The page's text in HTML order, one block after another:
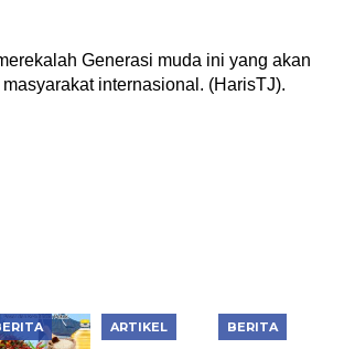
Generasi muda ini yang akan
internasional. (HarisTJ).
ARTIKEL
MINANGKABAU
BERITA
Sebelum